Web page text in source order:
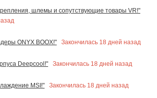
шлемы и сопутствующие товары VR!"
ONYX BOOX!"
Закончилась 18 дней назад
Deepcool!"
Закончилась 18 дней назад
MSI!"
Закончилась 18 дней назад